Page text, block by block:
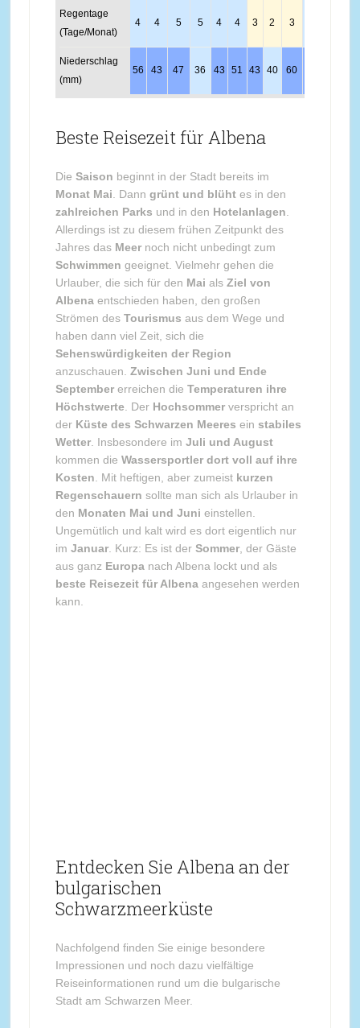
Regentage
(Tage/Monat)
4 4 5 5 4 4 3 2 3
Niederschlag
(mm)
56 43 47 36 43 51 43 40 60
Beste Reisezeit für Albena
Die Saison beginnt in der Stadt bereits im
Monat Mai . Dann grünt und blühtes in den
zahlreichen Parks und in den Hotelanlagen
Allerdings ist zu diesem frühen Zeitpunkt des
Jahres das Meernoch nicht unbedingt zum
Schwimmen geeignet. Vielmehr gehen die
Urlauber, die sich für den Mai als Ziel von
Albenaentschieden haben, den großen
Strömen des Tourismus aus dem Wege und
haben dann viel Zeit, sich die
Sehenswürdigkeiten der Region
anzuschauen. Zwischen Juni und Ende
Septembererreichen die Temperaturen ihre
Höchstwerte . Der Hochsommerverspricht an
der Küste des Schwarzen Meeres ein stabiles
Wetter. Insbesondere im Juli und August
kommen die Wassersportler dort voll auf ihre
Kosten . Mit heftigen, aber zumeist kurzen
Regenschauern sollte man sich als Urlauber in
den Monaten Mai und Juni einstellen.
Ungemütlich und kalt wird es dort eigentlich nur
im Januar. Kurz: Es ist der Sommer, der Gäste
aus ganz Europanach Albena lockt und als
beste Reisezeit für Albenaangesehen werden
kann.
Entdecken Sie Albena an der
bulgarischen
Schwarzmeerküste
Nachfolgend finden Sie einige besondere
Impressionen und noch dazu vielfältige
Reiseinformationen rund um die bulgarische
Stadt am Schwarzen Meer.